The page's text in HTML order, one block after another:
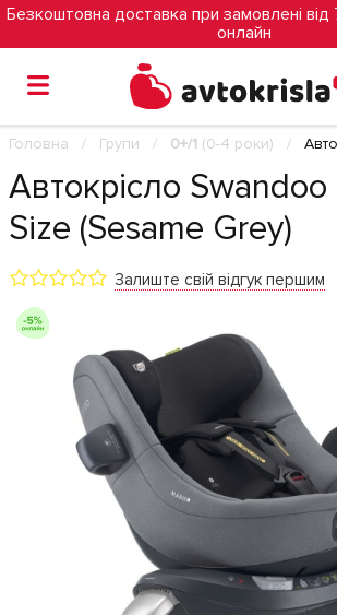
Безкоштовна доставка при замовлені від
онлайн
Головна Групи 0+/1 (0-4 роки)
Автокрісло
Size (Sesame Grey)
Залиште свій відгук першим